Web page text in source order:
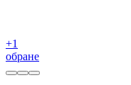
+1
обране